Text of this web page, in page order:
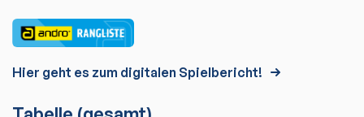
Hier geht es zum digitalen Spielbericht!